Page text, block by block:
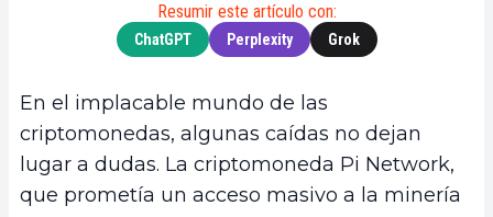
Resumir este artículo con:
ChatGPT Perplexity Grok
En el implacable mundo de las
criptomonedas, algunas caídas no dejan
lugar a dudas. La criptomoneda Pi Network,
que prometía un acceso masivo a la minería